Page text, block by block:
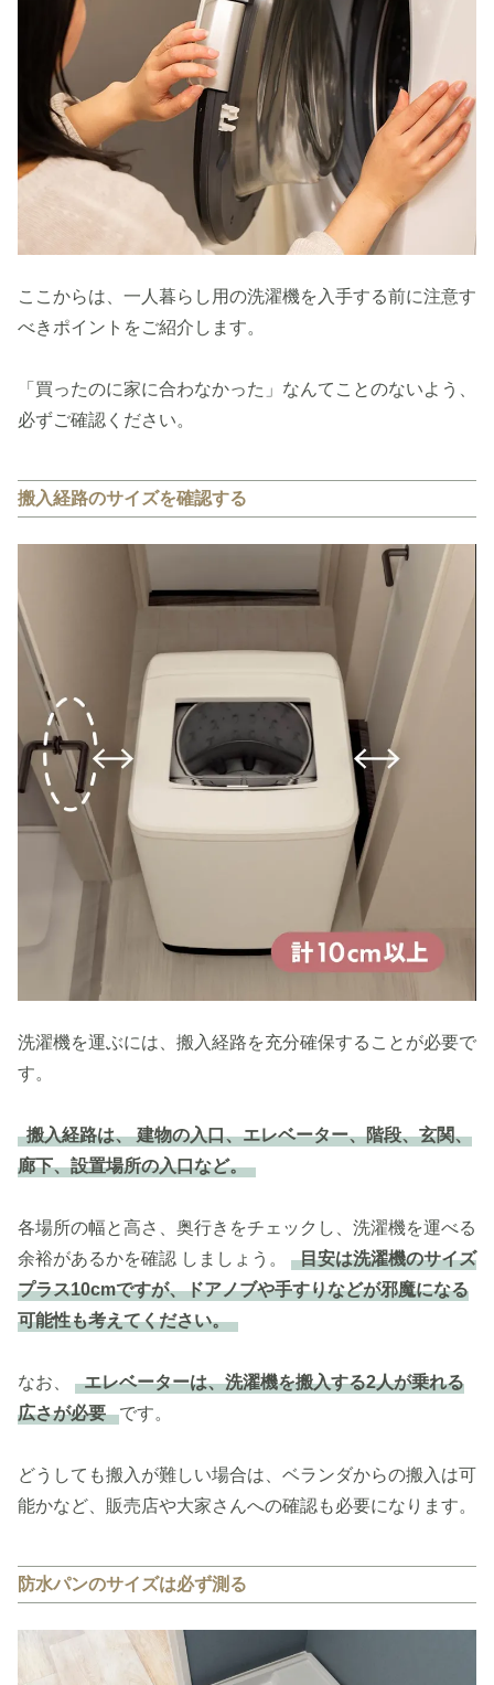
ここからは、一人暮らし用の洗濯機を入手する前に注意す
べきポイントをご紹介します。
「買ったのに家に合わなかった」なんてことのないよう、
必ずご確認ください。
搬入経路のサイズを確認する
洗濯機を運ぶには、搬入経路を充分確保することが必要で
す。
搬入経路は、 建物の入口、エレベーター、階段、玄関、
廊下、設置場所の入口など。
各場所の幅と高さ、奥行きをチェックし、洗濯機を運べる
余裕があるかを確認 しましょう。
目安は洗濯機のサイズ
プラス10cmですが、ドアノブや手すりなどが邪魔になる
可能性も考えてください。
なお、
エレベーターは、洗濯機を搬入する2人が乗れる
広さが必要 です。
どうしても搬入が難しい場合は、ベランダからの搬入は可
能かなど、販売店や大家さんへの確認も必要になります。
防水パンのサイズは必ず測る